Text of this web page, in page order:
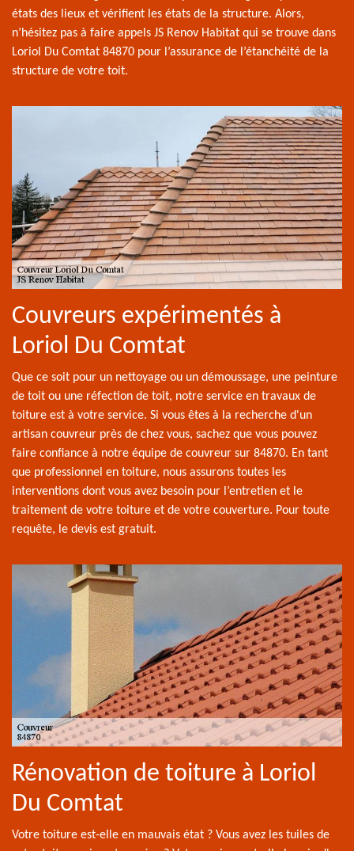
états des lieux et vérifient les états de la structure. Alors,
n’hésitez pas à faire appels JS Renov Habitat qui se trouve dans
Loriol Du Comtat 84870 pour l’assurance de l’étanchéité de la
structure de votre toit.
Couvreurs expérimentés à
Loriol Du Comtat
Que ce soit pour un nettoyage ou un démoussage, une peinture
de toit ou une réfection de toit, notre service en travaux de
toiture est à votre service. Si vous êtes à la recherche d'un
artisan couvreur près de chez vous, sachez que vous pouvez
faire confiance à notre équipe de couvreur sur 84870. En tant
que professionnel en toiture, nous assurons toutes les
interventions dont vous avez besoin pour l’entretien et le
traitement de votre toiture et de votre couverture. Pour toute
requête, le devis est gratuit.
Rénovation de toiture à Loriol
Du Comtat
Votre toiture est-elle en mauvais état ? Vous avez les tuiles de